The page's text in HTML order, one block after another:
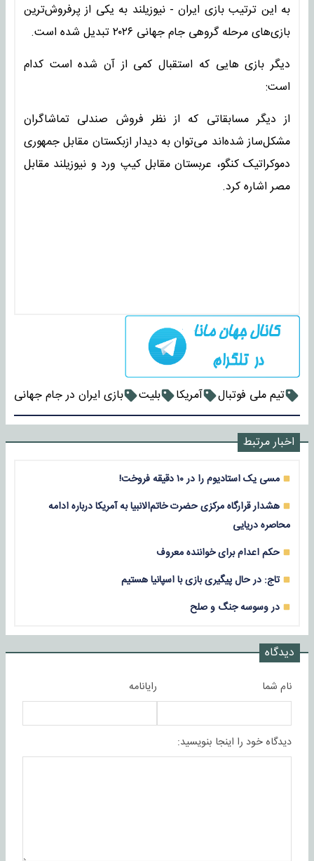
به این ترتیب بازی ایران - نیوزیلند به یکی از پرفروش‌ترین
بازی‌های مرحله گروهی جام جهانی ۲۰۲۶ تبدیل شده است.
دیگر بازی هایی که استقبال کمی از آن شده است کدام
است:
از دیگر مسابقاتی که از نظر فروش صندلی تماشاگران
مشکل‌ساز شده‌اند می‌توان به دیدار ازبکستان مقابل جمهوری
دموکراتیک کنگو، عربستان مقابل کیپ ورد و نیوزیلند مقابل
مصر اشاره کرد.
تیم ملی فوتبال آمریکا بلیت بازی ایران در جام جهانی
اخبار مرتبط
مسی یک استادیوم را در ۱۰ دقیقه فروخت!
هشدار قرارگاه مرکزی حضرت خاتم‌الانبیا به آمریکا درباره ادامه
محاصره دریایی
حکم اعدام برای خواننده معروف
تاج: در حال پیگیری بازی با اسپانیا هستیم
در وسوسه جنگ و صلح
دیدگاه
نام شما رایانامه
دیدگاه خود را اینجا بنویسید: